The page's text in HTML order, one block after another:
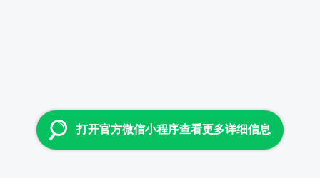
打开官方微信小程序查看更多详细信息